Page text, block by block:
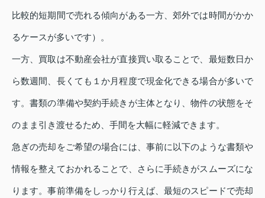
比較的短期間で売れる傾向がある一方、郊外では時間がかか
るケースが多いです）。
一方、買取は不動産会社が直接買い取ることで、最短数日か
ら数週間、長くても１か月程度で現金化できる場合が多いで
す。書類の準備や契約手続きが主体となり、物件の状態をそ
のまま引き渡せるため、手間を大幅に軽減できます。
急ぎの売却をご希望の場合には、事前に以下のような書類や
情報を整えておかれることで、さらに手続きがスムーズにな
ります。事前準備をしっかり行えば、最短のスピードで売却